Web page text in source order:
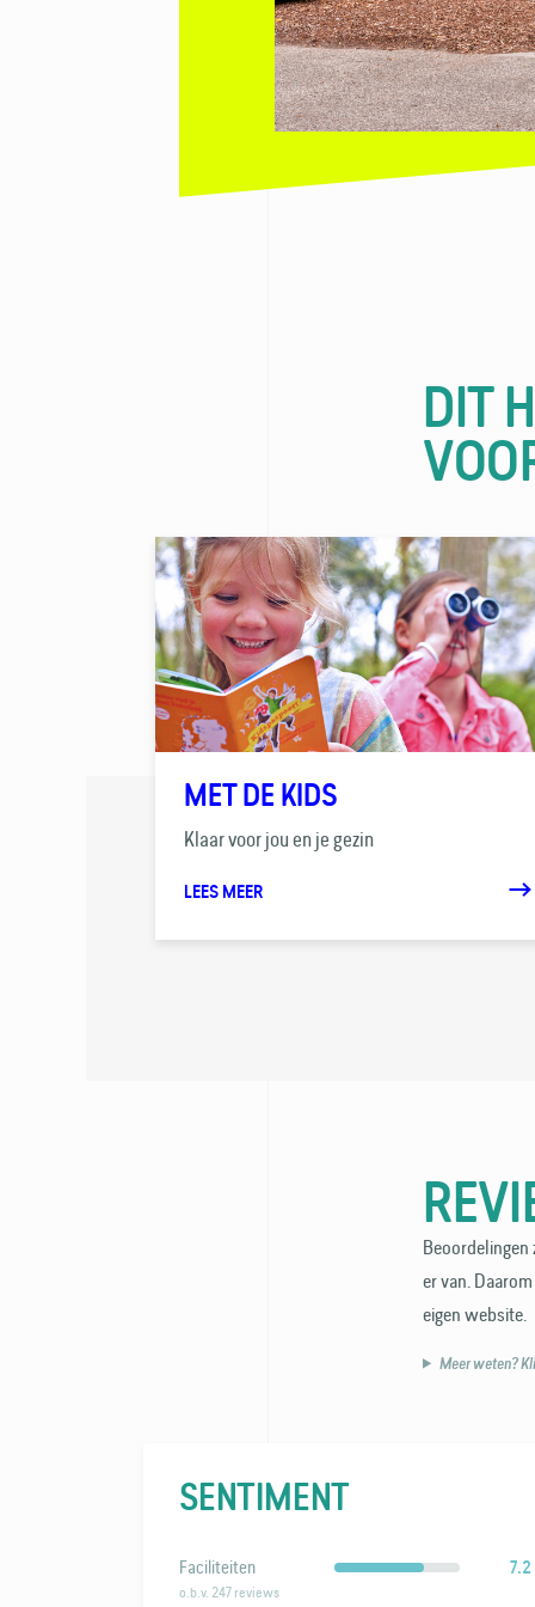
DIT
MET DE KIDS
Klaar voor jou en je gezin
LEES MEER
Beoordelingen
er van.
eigen website.
Meer weten?
SENTIMENT
Faciliteiten 7.2
o.b.v. 247 reviews